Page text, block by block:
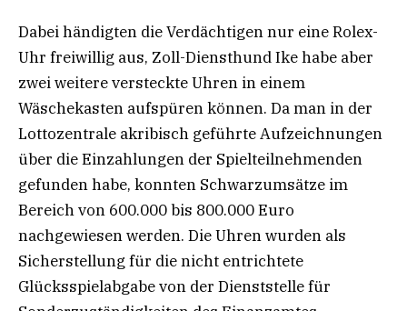
Dabei händigten die Verdächtigen nur eine Rolex-
Uhr freiwillig aus, Zoll-Diensthund Ike habe aber
zwei weitere versteckte Uhren in einem
Wäschekasten aufspüren können. Da man in der
Lottozentrale akribisch geführte Aufzeichnungen
über die Einzahlungen der Spielteilnehmenden
gefunden habe, konnten Schwarzumsätze im
Bereich von 600.000 bis 800.000 Euro
nachgewiesen werden. Die Uhren wurden als
Sicherstellung für die nicht entrichtete
Glücksspielabgabe von der Dienststelle für